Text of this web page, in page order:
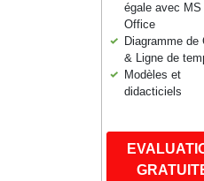
égale avec MS
Office
Diagramme de
& Ligne de
Modèles et
didacticiels